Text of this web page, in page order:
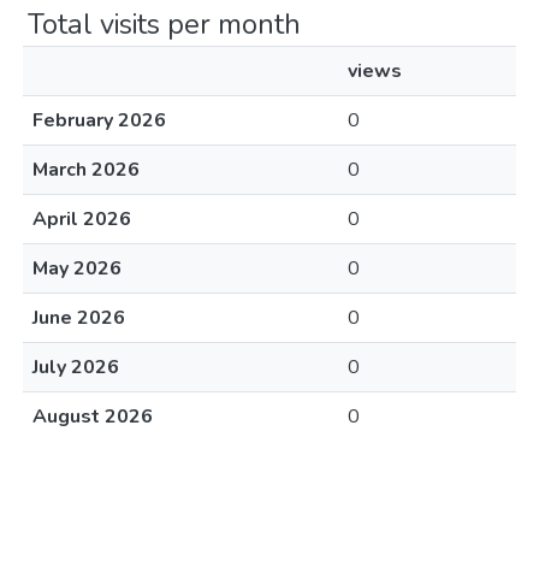
Total visits per month
views
February 2026
0
March 2026
0
April 2026
0
May 2026
0
June 2026
0
July 2026
0
August 2026
0